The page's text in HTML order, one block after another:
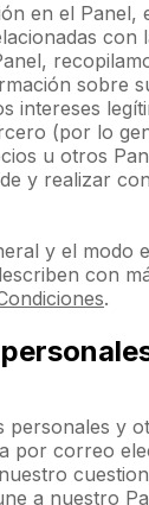
en el Panel,
con
sobre
intereses
(por lo
u otros
y realizar
y el modo
con
.
personales y
por correo
a nuestro